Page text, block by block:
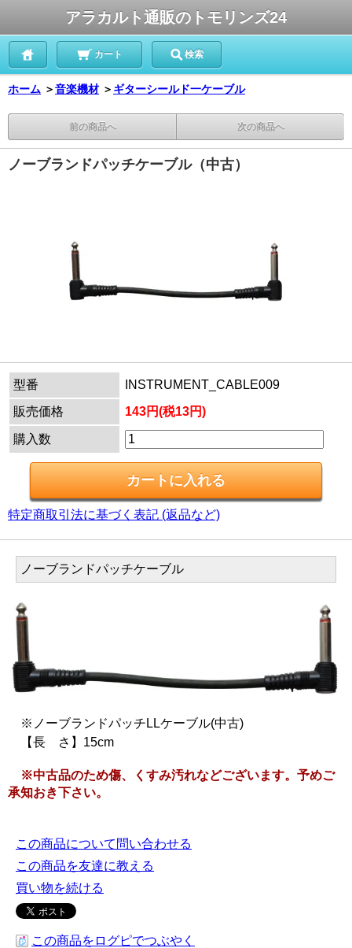
アラカルト通販のトモリンズ24
カート 検索
ホーム ＞音楽機材 ＞ ギターシールド一ケーブル
前の商品へ 次の商品へ
ノーブランドパッチケーブル（中古）
型番
INSTRUMENT_CABLE009
販売価格
143円(税13円)
購入数
特定商取引法に基づく表記 (返品など)
ノーブランドパッチケーブル
※ノーブランドパッチLLケーブル(中古)
【長 さ】15cm
※中古品のため傷、くすみ汚れなどございます。予めご
承知おき下さい。
この商品について問い合わせる
この商品を友達に教える
買い物を続ける
この商品をログピでつぶやく